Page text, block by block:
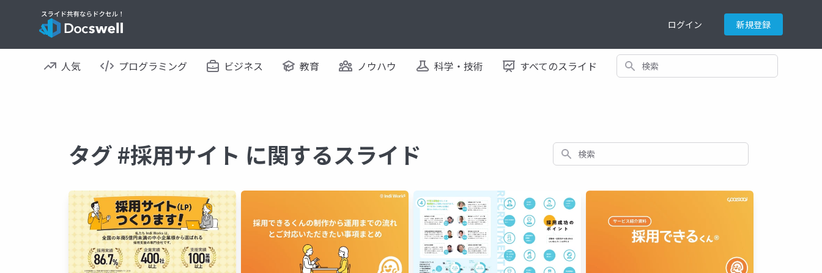
ログイン 新規登録
人気 プログラミング ビジネス 教育 ノウハウ 科学・技術 すべてのスライド 検索
タグ #採用サイト に関するスライド 検索